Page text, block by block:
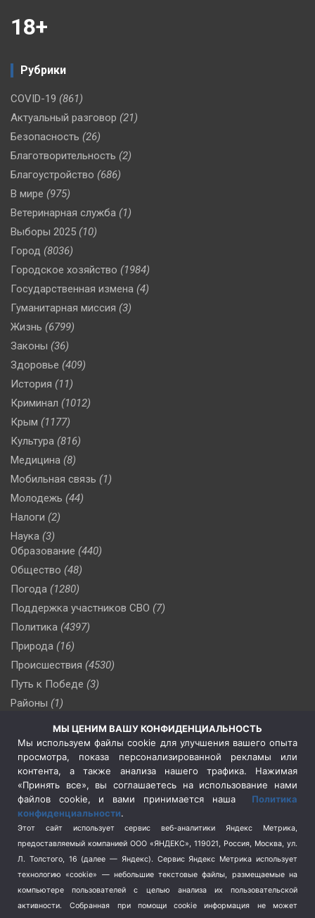
18+
Рубрики
COVID-19 (861)
Актуальный разговор (21)
Безопасность (26)
Благотворительность (2)
Благоустройство (686)
В мире (975)
Ветеринарная служба (1)
Выборы 2025 (10)
Город (8036)
Городское хозяйство (1984)
Государственная измена (4)
Гуманитарная миссия (3)
Жизнь (6799)
Законы (36)
Здоровье (409)
История (11)
Криминал (1012)
Крым (1177)
Культура (816)
Медицина (8)
Мобильная связь (1)
Молодежь (44)
Налоги (2)
Наука (3)
Образование (440)
Общество (48)
Погода (1280)
Поддержка участников СВО (7)
Политика (4397)
Природа (16)
Происшествия (4530)
Путь к Победе (3)
Районы (1)
(510)
Сельское хозяйство (3)
Социальная политика
(3)
Спецоперация в Украине
Спецоперация на Украине
(404)
Спорт (740)
Терроризм (1)
Транспорт (262)
Туризм (178)
МЫ ЦЕНИМ ВАШУ КОНФИДЕНЦИАЛЬНОСТЬ
Мы используем файлы cookie для улучшения вашего опыта
просмотра, показа персонализированной рекламы или
контента, а также анализа нашего трафика. Нажимая
«Принять все», вы соглашаетесь на использование нами
файлов cookie, и вами принимается наша Политика
конфиденциальности.
Этот сайт использует сервис веб-аналитики Яндекс Метрика,
предоставляемый компанией ООО «ЯНДЕКС», 119021, Россия, Москва, ул.
Л. Толстого, 16 (далее — Яндекс). Сервис Яндекс Метрика использует
технологию «cookie» — небольшие текстовые файлы, размещаемые на
компьютере пользователей с целью анализа их пользовательской
активности.
Собранная при помощи cookie информация не может